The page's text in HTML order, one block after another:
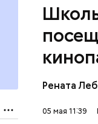
Рената
05 мая 11:39
основами